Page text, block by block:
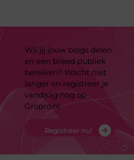
Wil jij jouw blogs delen
en een breed publiek
bereiken? Wacht niet
langer en registreer je
vandaag nog op
Gropro.nl
Registreer nu!